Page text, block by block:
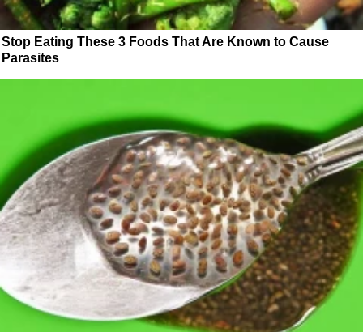
Stop Eating These 3 Foods That Are Known to Cause
Parasites